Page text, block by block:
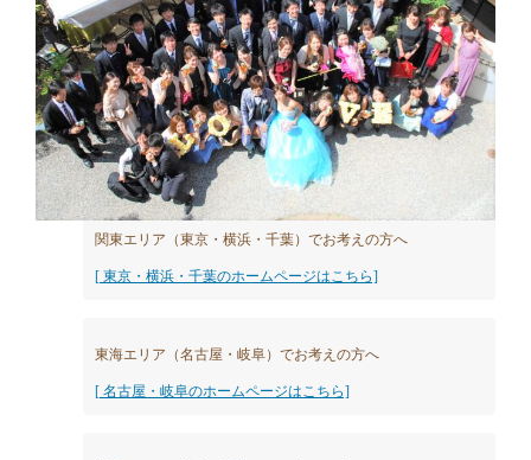
関東エリア（東京・横浜・千葉）でお考えの方へ
[ 東京・横浜・千葉のホームページはこちら]
東海エリア（名古屋・岐阜）でお考えの方へ
[ 名古屋・岐阜のホームページはこちら]